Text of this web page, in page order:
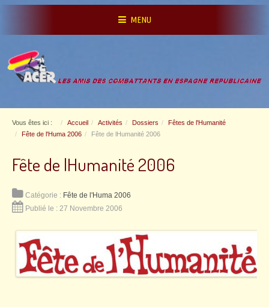
MENU
Vous êtes ici : Accueil Activités Dossiers
Fêtes de l'Humanité
Fête de l'Huma 2006
Fête de lHumanité 2006
Fête de lHumanité 2006
Catégorie : Fête de l'Huma 2006
Publié le : 27 Novembre 2006